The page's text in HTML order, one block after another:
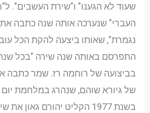
שעוד לא הגענו" ו"שירת העשבים".
העברי" שנערכה אותה שנה כתבה
נגמרת", שאותו ביצעה להקת הכל
התפרסם באותה שנה שירה "בכל שנה
בביצועה של רוחמה רז. שמר כתבה
של גיורא שוהם, שנהרג במלחמת יום
בשנת 1977 הקליט יהורם גאון